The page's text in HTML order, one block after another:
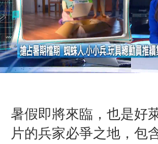
暑假即將來臨，也是好
片的兵家必爭之地，包